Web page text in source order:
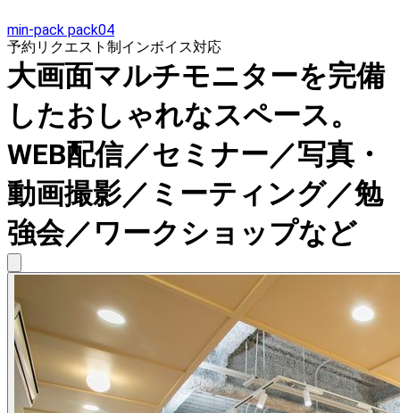
min-pack pack04
予約リクエスト制インボイス対応
大画面マルチモニターを完備
したおしゃれなスペース。
WEB配信／セミナー／写真・
動画撮影／ミーティング／勉
強会／ワークショップなど